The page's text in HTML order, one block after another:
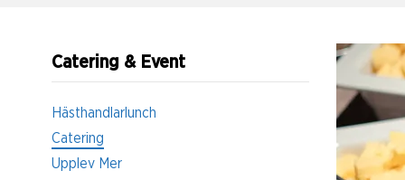
Catering & Event
Hästhandlarlunch
Catering
Upplev Mer